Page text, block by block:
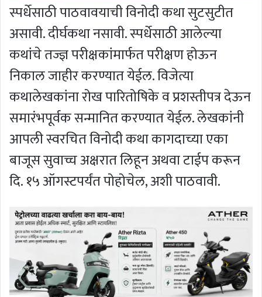
स्पर्धेसाठी पाठवावयाची विनोदी कथा सुटसुटीत
असावी. दीर्घकथा नसावी. स्पर्धेसाठी आलेल्या
कथांचे तज्ज्ञ परीक्षकांमार्फत परीक्षण होऊन
निकाल जाहीर करण्यात येईल. विजेत्या
कथालेखकांना रोख पारितोषिके व प्रशस्तीपत्र देऊन
समारंभपूर्वक सन्मानित करण्यात येईल. लेखकांनी
आपली स्वरचित विनोदी कथा कागदाच्या एका
बाजूस सुवाच्च अक्षरात लिहून अथवा टाईप करून
दि. १५ ऑगस्टपर्यंत पोहोचेल, अशी पाठवावी.